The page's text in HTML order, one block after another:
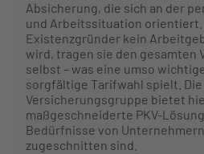
Absicherung, die sich an der
und Arbeitssituation orientiert.
Existenzgründer kein
wird, tragen sie den gesamten
selbst – was eine umso
sorgfältige Tarifwahl spielt. Die
Versicherungsgruppe bietet
maßgeschneiderte PKV-
Bedürfnisse von
zugeschnitten sind.